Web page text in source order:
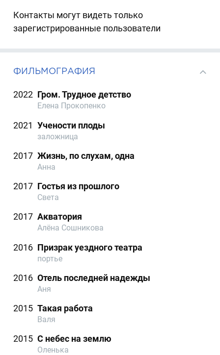
Контакты могут видеть только
зарегистрированные пользователи
ФИЛЬМОГРАФИЯ
2022 Гром. Трудное детство
Елена Прокопенко
2021 Учености плоды
заложница
2017 Жизнь, по слухам, одна
Анна
2017 Гостья из прошлого
Света
2017 Акватория
Алёна Сошникова
2016 Призрак уездного театра
портье
2016 Отель последней надежды
Аня
2015 Такая работа
Валя
2015 С небес на землю
Оленька